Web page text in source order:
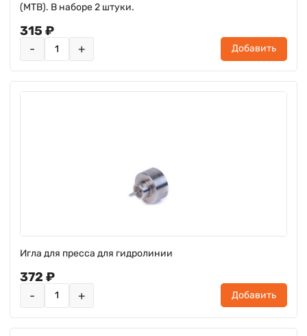
(МТВ). В наборе 2 штуки.
315 ₽
- + Добавить
Игла для пресса для гидролинии
372 ₽
- + Добавить